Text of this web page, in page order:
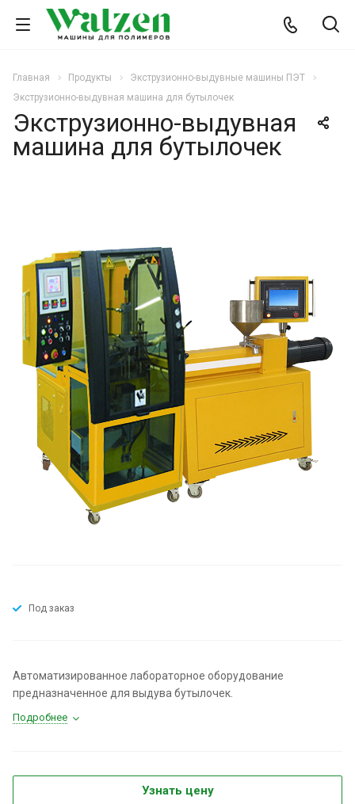
Главная Продукты
Экструзионно-выдувные машины ПЭТ
Экструзионно-выдувная машина для бутылочек
Экструзионно-выдувная
машина для бутылочек
Под заказ
Автоматизированное лабораторное оборудование
предназначенное для выдува бутылочек.
Подробнее
Узнать цену